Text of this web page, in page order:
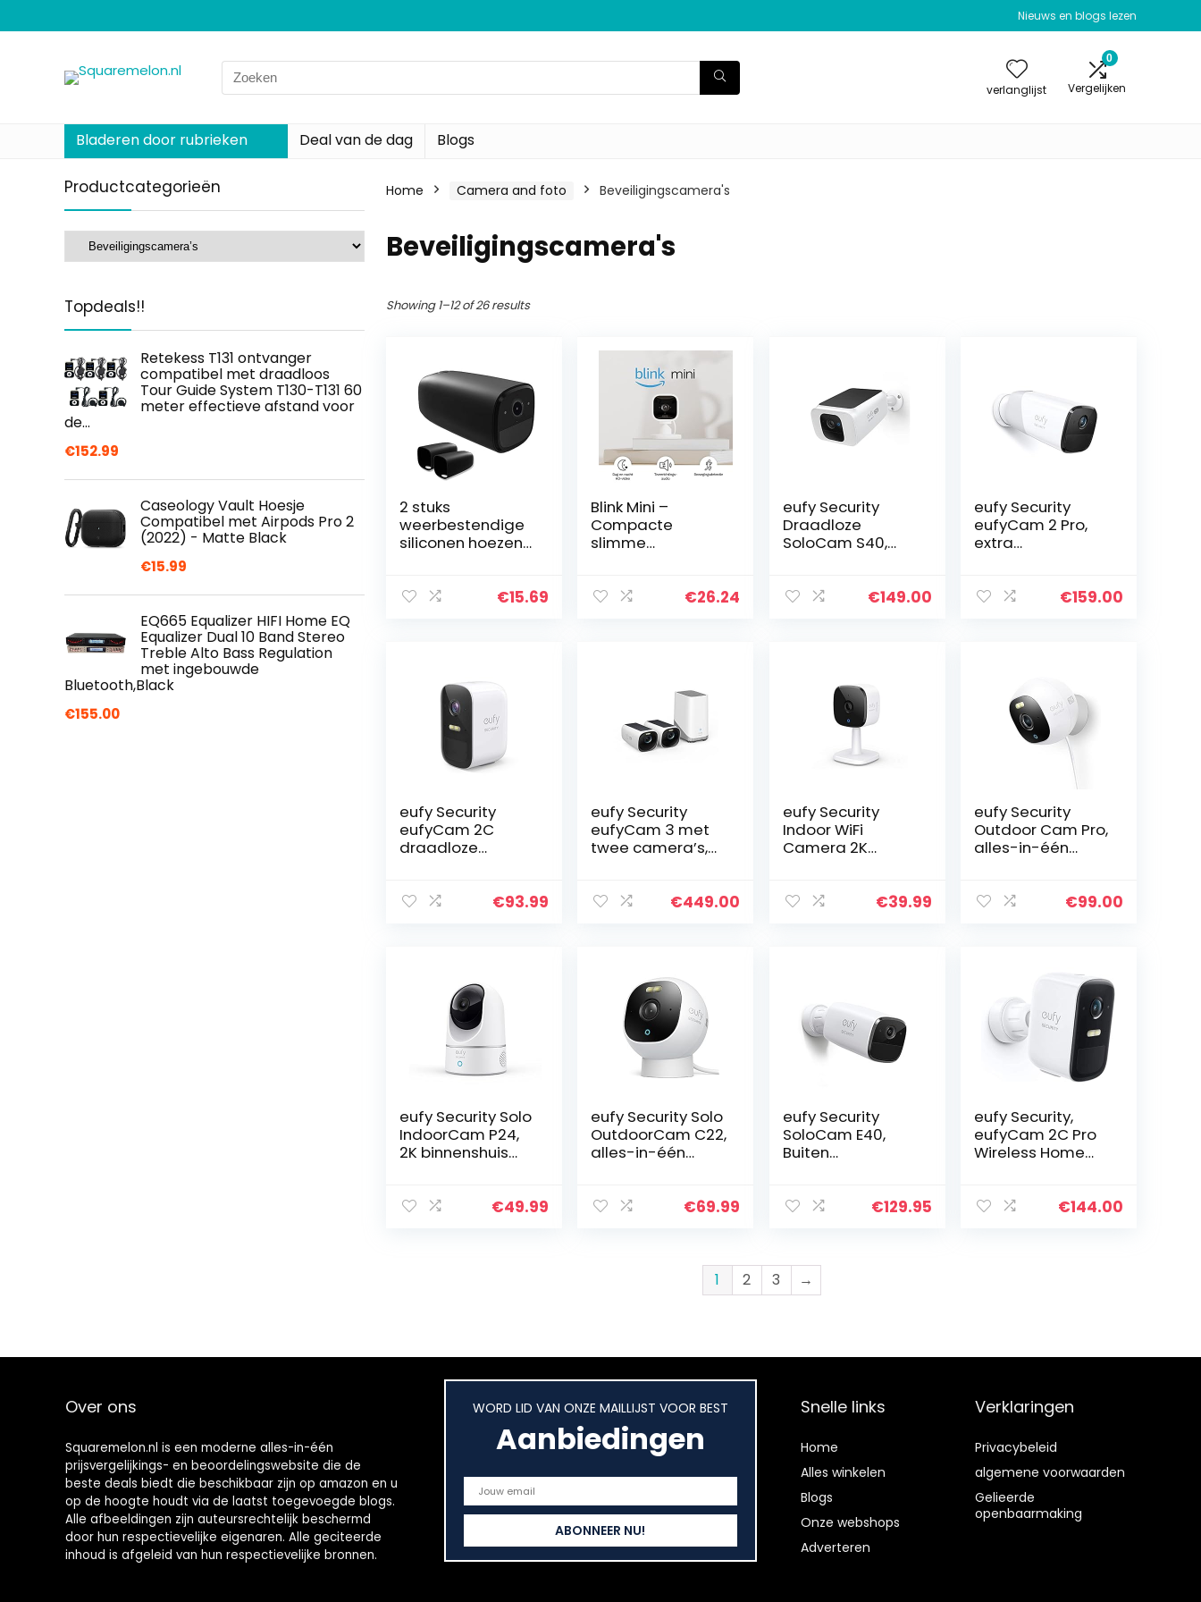
Nieuws en blogs lezen
Search
for:
verlanglijst
0
Vergelijken
Bladeren door rubrieken Deal van de dag Blogs
Productcategorieën
Topdeals!!
Retekess T131 ontvanger
compatibel met draadloos
Tour Guide System T130-T131 60
meter effectieve afstand voor
de…
€152.99
Caseology Vault Hoesje
Compatibel met Airpods Pro 2
(2022) - Matte Black
€15.99
EQ665 Equalizer HIFI Home EQ
Equalizer Dual 10 Band Stereo
Treble Alto Bass Regulation
met ingebouwde
Bluetooth,Black
€155.00
Home Camera and foto Beveiligingscamera's
Beveiligingscamera's
Showing 1–12 of 26 results
2 stuks
weerbestendige
siliconen hoezen
Pro/eufyCam 1,
€15.69
Blink Mini –
Compacte
slimme
plug-in, 1080p HD
€26.24
eufy Security
Draadloze
SoloCam S40,
ra voor buiten,
€149.00
eufy Security
eufyCam 2 Pro,
extra
sluiten, 365
€159.00
eufy Security
eufyCam 2C
draadloze
batterijduur, €93.99
eufy Security
eufyCam 3 met
twee camera’s,
a met
€449.00
eufy Security
Indoor WiFi
Camera 2K
binnenshuis,
€39.99
eufy Security
Outdoor Cam Pro,
alles-in-één
bewakingscamer
nachtzicht in…
€99.00
eufy Security Solo
IndoorCam P24,
2K binnenshuis
kantelbare
€49.99
eufy Security Solo
OutdoorCam C22,
alles-in-één
a voor buiten, met
€69.99
eufy Security
SoloCam E40,
Buiten
Draadloos,
Audio, Alexa…
€129.95
eufy Security,
eufyCam 2C Pro
Wireless Home
ra, 2K-resolutie,
€144.00
1 2 3 →
Over ons
Squaremelon.nl is een moderne alles-in-één
prijsvergelijkings- en beoordelingswebsite die de
beste deals biedt die beschikbaar zijn op amazon en u
op de hoogte houdt via de laatst toegevoegde blogs.
Alle afbeeldingen zijn auteursrechtelijk beschermd
door hun respectievelijke eigenaren. Alle geciteerde
inhoud is afgeleid van hun respectievelijke bronnen.
WORD LID VAN ONZE MAILLIJST VOOR BEST
Aanbiedingen
Snelle links
Home
Alles winkelen
Blogs
Onze webshops
Adverteren
Verklaringen
Privacybeleid
algemene voorwaarden
Gelieerde
openbaarmaking